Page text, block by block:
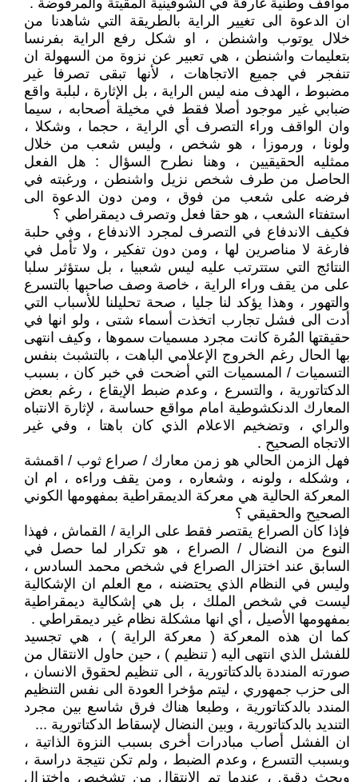
مواقف وطنية غارقة في الشوفينية المقيتة والمرفوضة .
ان الدعوة الى تغيير الراية بالطريقة التي شاهدنا من
خلال يوتوب واشنطن ، او شكل رفع الراية بفرنسا
بتعليمات واشنطن ، هي تعبير عن نزوة من السهولة ان
تنفجر في جميع الاتجاهات ، لأنها تبقى تصرفا غير
مضبوط ، الهدف منه ليس الراية ، بل الإثارة ، لبلبة واقع
ضبابي غير موجود أصلا فقط في مخيلة أصحابه ، سيما
وان الواقف وراء التصرف أي الراية ، حجما ، وشكلا ،
ولونا ، ورموزا ، هو شخص ، وليس شعب من خلال
ممثليه الحقيقيين ، وهنا نطرح السؤال : هل الفعل
الحاصل من طرف شخص نزيل واشنطن ، ورغبته في
فرضه على شعب من فوق ، ومن دون الدعوة الى
استفتاء الشعب ، هو حقا فعل وتصرف ديمقراطي ؟
فكيف الاندفاع في التصرف لمجرد الاندفاع ، وفي حلبة
فارغة لا مناصرين لها ، ومن دون تفكير ، ولا تأمل في
النتائج التي ستترتب عليه ليس شعبيا ، بل ستؤثر سلبا
على من يقف وراء الراية ، خاصة وصف صاحبها بالتسرع
والتهور ، وهذا يؤكد لنا جليا ، صحة تحليلنا للأسباب التي
أدت الى فشل تجارب اتخذت أسماء شتى ، ولو انها في
حقيقتها المُرة كانت مجرد مسميات سموها ، وكيف انتهى
بها الحال رغم الخروج الإعلامي الباهت ، بالتشبث بنفس
التسميات / المسميات التي أضحت في خبر كان ، بسبب
الدكتاتورية ، والتسرع ، وعدم ضبط الإيقاع ، رغم بعض
المعارك الدنكشوطية امام مواقع حساسة ، لإثارة الانتباه
والراي ، وتضخيم الاعلام الذي كان باهتا ، وفي غير
الاتجاه الصحيح .
فهل الزمن الحالي هو زمن معارك / صراع ثوب / اقمشة
، وشكله ، ولونه ، وشعاره ، ومن يقف وراءه ، ام ان
المعركة الحالية هي معركة الديمقراطية بمفهومها الكوني
الصحيح والحقيقي ؟
فإذا كان الصراع يقتصر فقط على الراية / القماش ، فهذا
النوع من النضال / الصراع ، هو تكرار لما حصل في
السابق عند اختزال الصراع في شخص محمد السادس ،
وليس في النظام الذي يحتضنه ، مع العلم ان الإشكالية
ليست في شخص الملك ، بل هي إشكالية ديمقراطية
بمفهومها الأصيل ، أي انها مشكلة نظام غير ديمقراطي .
كما ان هذه المعركة ( معركة الراية ) ، هي تجسيد
للفشل الذي انتهى اليه ( تنظيم ) ، حين حاول الانتقال من
صورته المنددة بالدكتاتورية ، الى تنظيم لحقوق الانسان ،
الى حزب جمهوري ، ليتم مؤخرا العودة الى نفس التنظيم
المندد بالدكتاتورية ، وطبعا هناك فرق شاسع بين مجرد
التنديد بالدكتاتورية ، وبين النضال لإسقاط الدكتاتورية ...
ان الفشل أصاب مبادرات أخرى بسبب النزوة الذاتية ،
وبسبب التسرع ، وعدم الضبط ، ولم تكن نتيجة دراسة ،
وبحث دقيق ، عندما تم الانتقال من تشخيص واختزال